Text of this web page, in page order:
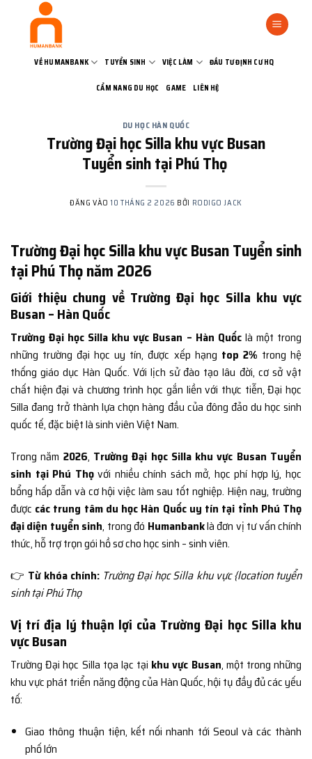
VỀ HUMANBANK TUYỂN SINH VIỆC LÀM ĐẦU TƯ ĐỊNH CƯ HQ
CẨM NANG DU HỌC GAME LIÊN HỆ
DU HỌC HÀN QUỐC
Trường Đại học Silla khu vực Busan
Tuyển sinh tại Phú Thọ
ĐĂNG VÀO10 THÁNG 2 2026 BỞI RODIGO JACK
Trường Đại học Silla khu vực Busan Tuyển sinh
tại Phú Thọ năm 2026
Giới thiệu chung về Trường Đại học Silla khu vực
Busan – Hàn Quốc
Trường Đại học Silla khu vực Busan – Hàn Quốclà một trong
những trường đại học uy tín, được xếp hạng top 2% trong hệ
thống giáo dục Hàn Quốc. Với lịch sử đào tạo lâu đời, cơ sở vật
chất hiện đại và chương trình học gắn liền với thực tiễn, Đại học
Silla đang trở thành lựa chọn hàng đầu của đông đảo du học sinh
quốc tế, đặc biệt là sinh viên Việt Nam.
Trong năm 2026, Trường Đại học Silla khu vực Busan Tuyển
sinh tại Phú Thọvới nhiều chính sách mở, học phí hợp lý, học
bổng hấp dẫn và cơ hội việc làm sau tốt nghiệp. Hiện nay, trường
được các trung tâm du học Hàn Quốc uy tín tại tỉnh Phú Thọ
đại diện tuyển sinh, trong đó Humanbanklà đơn vị tư vấn chính
thức, hỗ trợ trọn gói hồ sơ cho học sinh – sinh viên.
👉 Từ khóa chính: Trường Đại học Silla khu vực {location tuyển
sinh tại Phú Thọ
Vị trí địa lý thuận lợi của Trường Đại học Silla khu
vực Busan
Trường Đại học Silla tọa lạc tại khu vực Busan, một trong những
khu vực phát triển năng động của Hàn Quốc, hội tụ đầy đủ các yếu
tố:
Giao thông thuận tiện, kết nối nhanh tới Seoul và các thành
phố lớn